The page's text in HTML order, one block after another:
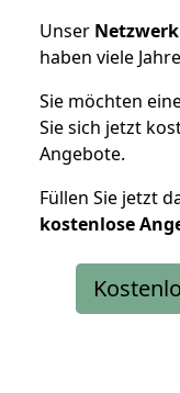
Unser Netzwerk
haben viele
Sie möchten
Sie sich jetzt
Angebote.
Füllen Sie jetzt
kostenlose